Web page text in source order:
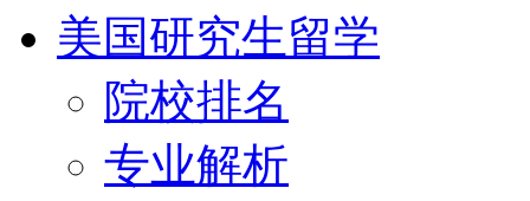
美国研究生留学
院校排名
专业解析